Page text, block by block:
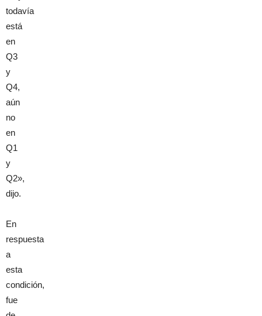
todavía
está
en
Q3
y
Q4,
aún
no
en
Q1
y
Q2»,
dijo.
En
respuesta
a
esta
condición,
fue